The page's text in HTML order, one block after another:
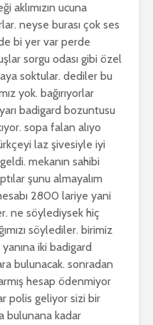
aklımızın ucuna
neyse burası çok ses
bi yer var perde
sorgu odası gibi özel
soktular. dediler bu
yok. bağırıyorlar
badigard bozuntusu
sopa falan alıyo
laz şivesiyle iyi
mekanın sahibi
şunu almayalım
2800 lariye yani
ne söylediysek hiç
söylediler. birimiz
iki badigard
bulunacak. sonradan
hesap ödenmiyor
polis geliyor sizi bir
bulunana kadar